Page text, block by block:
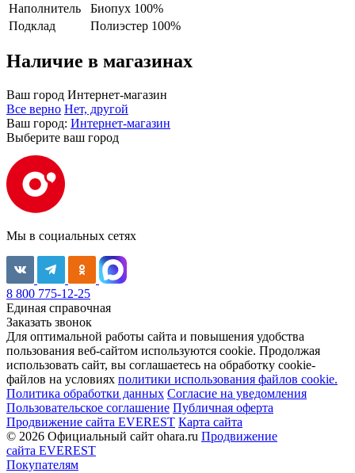
Наполнитель
Биопух 100%
Подклад
Полиэстер 100%
Наличие в магазинах
Ваш город Интернет-магазин
Все верно Нет, другой
Ваш город: Интернет-магазин
Выберите ваш город
Мы в социальных сетях
8 800 775-12-25
Единая справочная
Заказать звонок
Для оптимальной работы сайта и повышения удобства
пользования веб-сайтом используются cookie. Продолжая
использовать сайт, вы соглашаетесь на обработку cookie-
файлов на условиях политики использования файлов cookie.
Политика обработки данных Согласие на уведомления
Пользовательское соглашение Публичная оферта
Продвижение сайта EVEREST Карта сайта
© 2026 Официальный сайт ohara.ru Продвижение
сайта EVEREST
Покупателям